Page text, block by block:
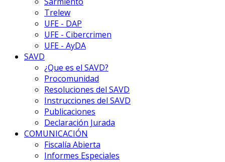
Trelew
UFE - DAP
UFE - Cibercrimen
UFE - AyDA
SAVD
¿Que es el SAVD?
Procomunidad
Resoluciones del SAVD
Instrucciones del SAVD
Publicaciones
Declaración Jurada
COMUNICACIÓN
Fiscalía Abierta
Informes Especiales